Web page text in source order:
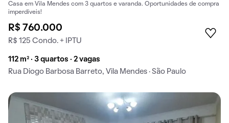
Casa em Vila Mendes com 3 quartos e varanda. Oportunidades de compra
imperdíveis!
R$ 760.000
R$ 125 Condo. + IPTU
112 m² · 3 quartos · 2 vagas
Rua Diogo Barbosa Barreto, Vila Mendes · São Paulo